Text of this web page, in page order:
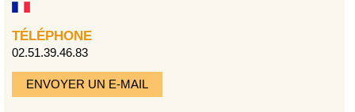
TÉLÉPHONE
02.51.39.46.83
ENVOYER UN E-MAIL